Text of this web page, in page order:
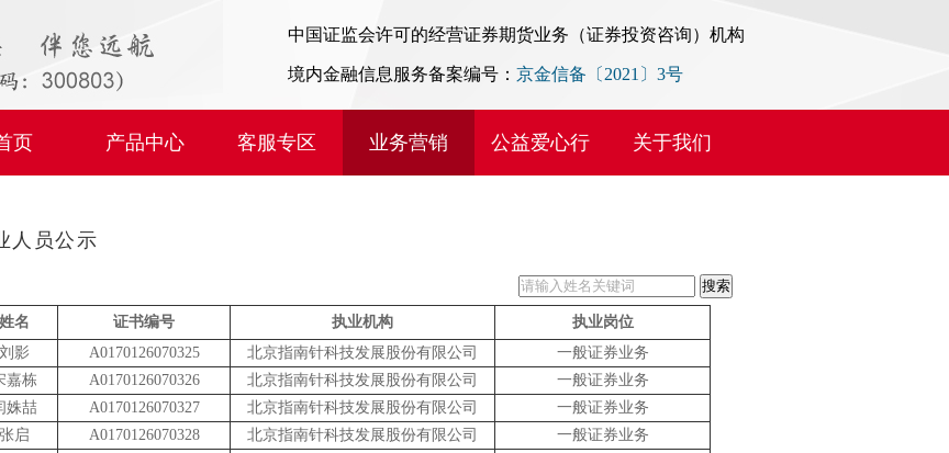
中国证监会许可的经营证券期货业务（证券投资咨询）机构
境内金融信息服务备案编号： 京金信备〔2021〕3号
页 产品中心 客服专区 业务营销 公益爱心行 关于我们
人员公示
姓名 证书编号 执业机构
执业岗位
刘影
A0170126070325 北京指南针科技发展股份有限公司
一般证券业务
嘉栋
A0170126070326 北京指南针科技发展股份有限公司
一般证券业务
姝喆
A0170126070327 北京指南针科技发展股份有限公司
一般证券业务
张启
A0170126070328 北京指南针科技发展股份有限公司
一般证券业务